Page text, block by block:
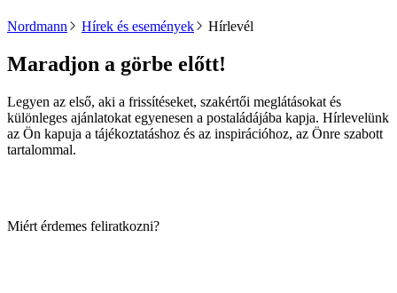
Nordmann Hírek és események Hírlevél
Maradjon a görbe előtt!
Legyen az első, aki a frissítéseket, szakértői meglátásokat és
különleges ajánlatokat egyenesen a postaládájába kapja. Hírlevelünk
az Ön kapuja a tájékoztatáshoz és az inspirációhoz, az Önre szabott
tartalommal.
Miért érdemes feliratkozni?